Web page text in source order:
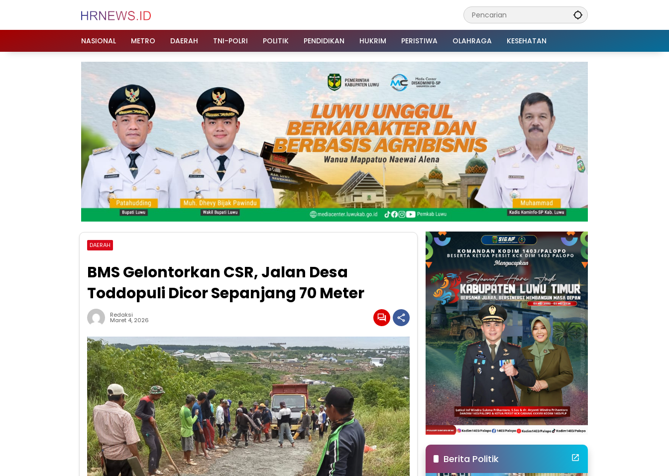
NASIONAL
METRO DAERAH TNI-POLRI POLITIK PENDIDIKAN HUKRIM PERISTIWA OLAHRAGA KESEHATAN
DAERAH
BMS Gelontorkan CSR, Jalan Desa
Toddopuli Dicor Sepanjang 70 Meter
Redaksi
Maret 4, 2026
Berita Politik